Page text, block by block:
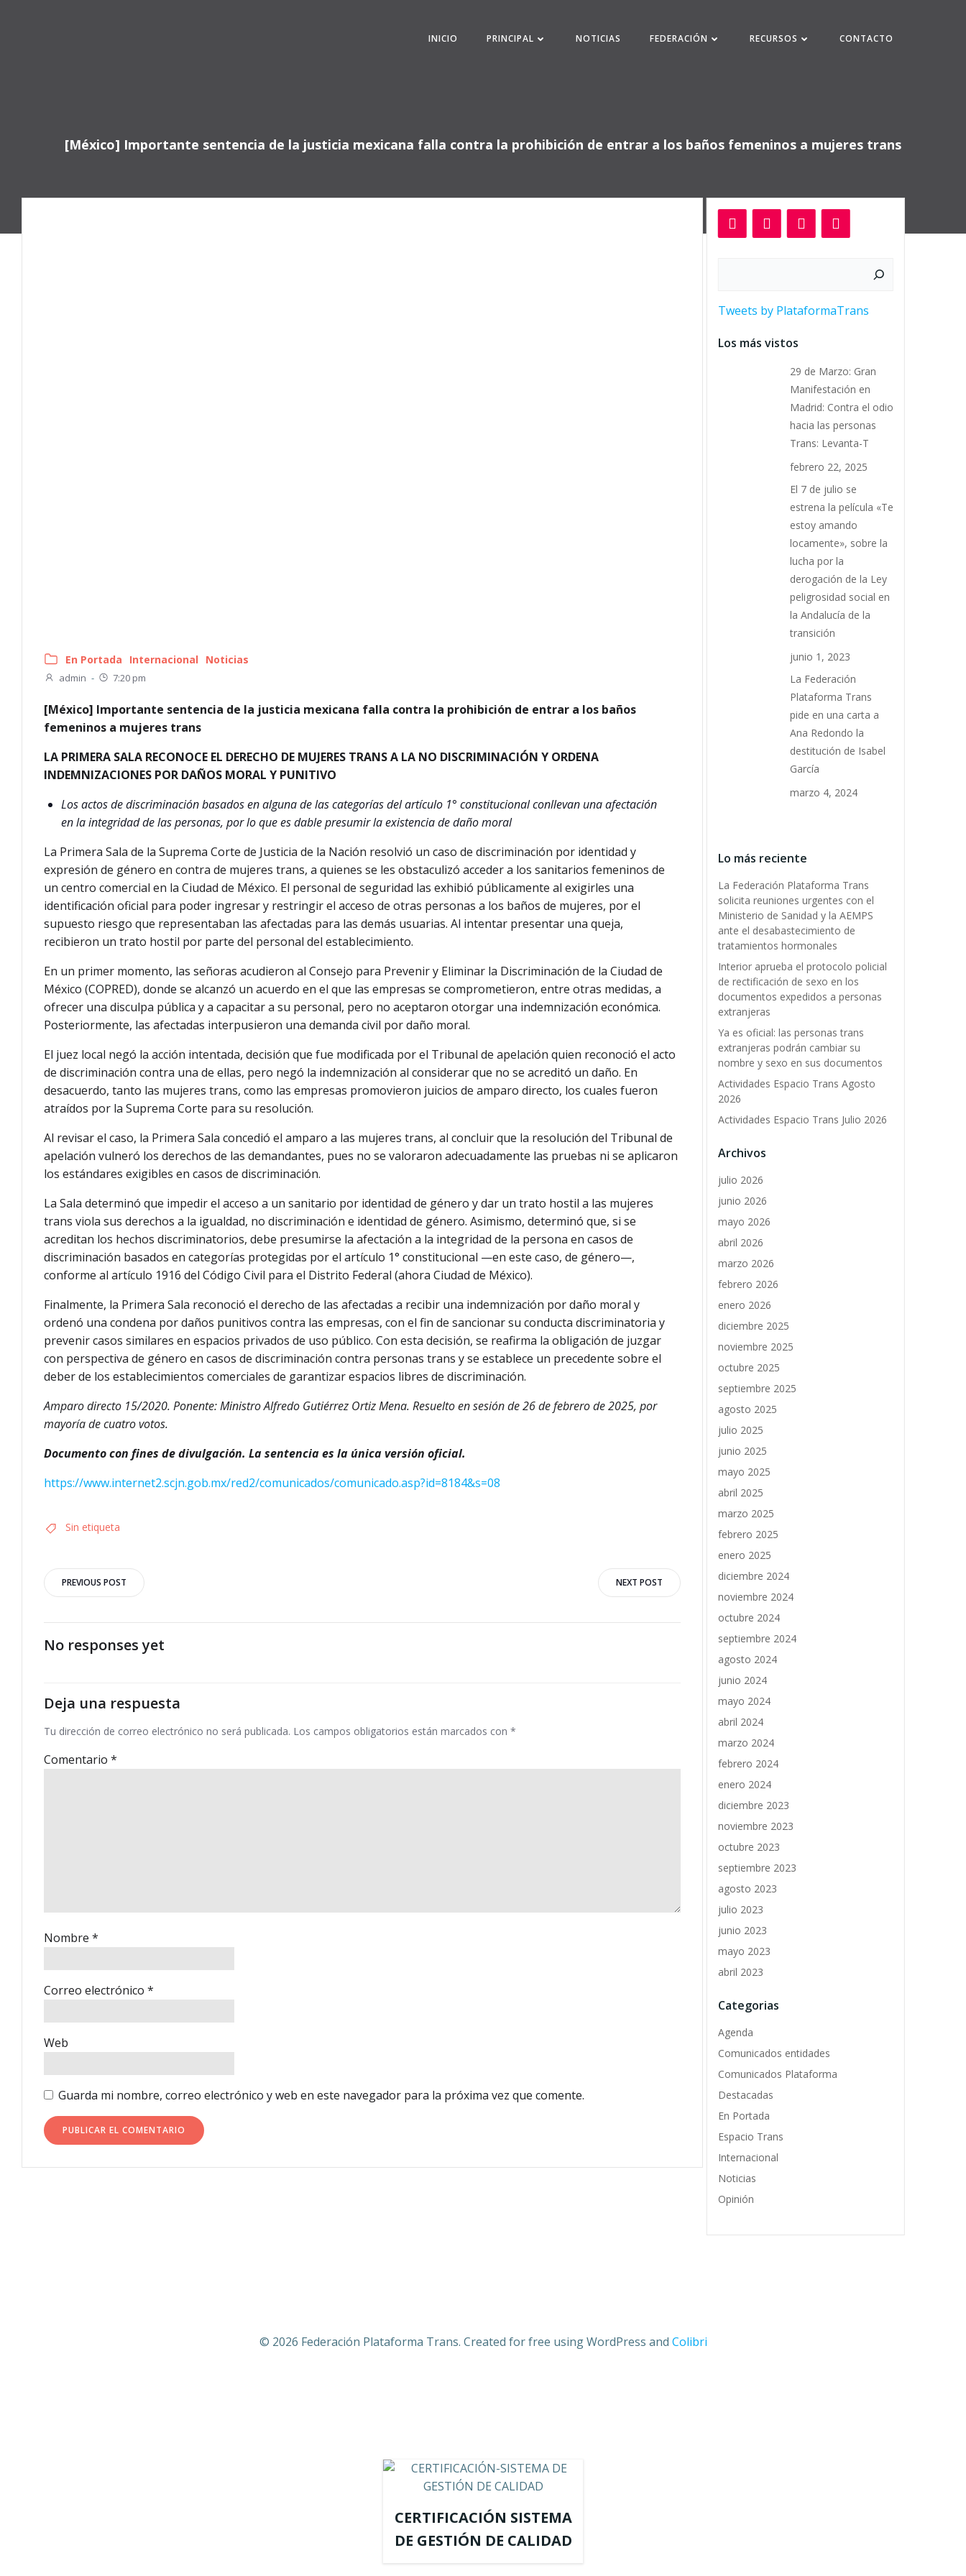
INICIO PRINCIPAL NOTICIAS FEDERACIÓN RECURSOS CONTACTO
[México] Importante sentencia de la justicia mexicana falla contra la prohibición de entrar a los baños femeninos a mujeres trans
En Portada Internacional Noticias
admin - 7:20 pm
[México] Importante sentencia de la justicia mexicana falla contra la prohibición de entrar a los baños
femeninos a mujeres trans
LA PRIMERA SALA RECONOCE EL DERECHO DE MUJERES TRANS A LA NO DISCRIMINACIÓN Y ORDENA
INDEMNIZACIONES POR DAÑOS MORAL Y PUNITIVO
Los actos de discriminación basados en alguna de las categorías del artículo 1° constitucional conllevan una afectación
en la integridad de las personas, por lo que es dable presumir la existencia de daño moral
La Primera Sala de la Suprema Corte de Justicia de la Nación resolvió un caso de discriminación por identidad y
expresión de género en contra de mujeres trans, a quienes se les obstaculizó acceder a los sanitarios femeninos de
un centro comercial en la Ciudad de México. El personal de seguridad las exhibió públicamente al exigirles una
identificación oficial para poder ingresar y restringir el acceso de otras personas a los baños de mujeres, por el
supuesto riesgo que representaban las afectadas para las demás usuarias. Al intentar presentar una queja,
recibieron un trato hostil por parte del personal del establecimiento.
En un primer momento, las señoras acudieron al Consejo para Prevenir y Eliminar la Discriminación de la Ciudad de
México (COPRED), donde se alcanzó un acuerdo en el que las empresas se comprometieron, entre otras medidas, a
ofrecer una disculpa pública y a capacitar a su personal, pero no aceptaron otorgar una indemnización económica.
Posteriormente, las afectadas interpusieron una demanda civil por daño moral.
El juez local negó la acción intentada, decisión que fue modificada por el Tribunal de apelación quien reconoció el acto
de discriminación contra una de ellas, pero negó la indemnización al considerar que no se acreditó un daño. En
desacuerdo, tanto las mujeres trans, como las empresas promovieron juicios de amparo directo, los cuales fueron
atraídos por la Suprema Corte para su resolución.
Al revisar el caso, la Primera Sala concedió el amparo a las mujeres trans, al concluir que la resolución del Tribunal de
apelación vulneró los derechos de las demandantes, pues no se valoraron adecuadamente las pruebas ni se aplicaron
los estándares exigibles en casos de discriminación.
La Sala determinó que impedir el acceso a un sanitario por identidad de género y dar un trato hostil a las mujeres
trans viola sus derechos a la igualdad, no discriminación e identidad de género. Asimismo, determinó que, si se
acreditan los hechos discriminatorios, debe presumirse la afectación a la integridad de la persona en casos de
discriminación basados en categorías protegidas por el artículo 1° constitucional —en este caso, de género—,
conforme al artículo 1916 del Código Civil para el Distrito Federal (ahora Ciudad de México).
Finalmente, la Primera Sala reconoció el derecho de las afectadas a recibir una indemnización por daño moral y
ordenó una condena por daños punitivos contra las empresas, con el fin de sancionar su conducta discriminatoria y
prevenir casos similares en espacios privados de uso público. Con esta decisión, se reafirma la obligación de juzgar
con perspectiva de género en casos de discriminación contra personas trans y se establece un precedente sobre el
deber de los establecimientos comerciales de garantizar espacios libres de discriminación.
Amparo directo 15/2020. Ponente: Ministro Alfredo Gutiérrez Ortiz Mena. Resuelto en sesión de 26 de febrero de 2025, por
mayoría de cuatro votos.
Documento con fines de divulgación. La sentencia es la única versión oficial.
https://www.internet2.scjn.gob.mx/red2/comunicados/comunicado.asp?id=8184&s=08
Sin etiqueta
Navegación
por
las
entradas
PREVIOUS POST
por
NEXT POST
No responses yet
Deja una respuesta
Tu dirección de correo electrónico no será publicada. Los campos obligatorios están marcados con *
Comentario *
Nombre *
Correo electrónico *
Web
Guarda mi nombre, correo electrónico y web en este navegador para la próxima vez que comente.
Tweets by PlataformaTrans
Los más vistos
29 de Marzo: Gran
Manifestación en
Madrid: Contra el odio
hacia las personas
Trans: Levanta-T
febrero 22, 2025
El 7 de julio se
estrena la película «Te
estoy amando
locamente», sobre la
lucha por la
derogación de la Ley
peligrosidad social en
la Andalucía de la
transición
junio 1, 2023
La Federación
Plataforma Trans
pide en una carta a
Ana Redondo la
destitución de Isabel
García
marzo 4, 2024
Lo más reciente
La Federación Plataforma Trans
solicita reuniones urgentes con el
Ministerio de Sanidad y la AEMPS
ante el desabastecimiento de
tratamientos hormonales
Interior aprueba el protocolo policial
de rectificación de sexo en los
documentos expedidos a personas
extranjeras
Ya es oficial: las personas trans
extranjeras podrán cambiar su
nombre y sexo en sus documentos
Actividades Espacio Trans Agosto
2026
Actividades Espacio Trans Julio 2026
Archivos
julio 2026
junio 2026
mayo 2026
abril 2026
marzo 2026
febrero 2026
enero 2026
diciembre 2025
noviembre 2025
octubre 2025
septiembre 2025
agosto 2025
julio 2025
junio 2025
mayo 2025
abril 2025
marzo 2025
febrero 2025
enero 2025
diciembre 2024
noviembre 2024
octubre 2024
septiembre 2024
agosto 2024
junio 2024
mayo 2024
abril 2024
marzo 2024
febrero 2024
enero 2024
diciembre 2023
noviembre 2023
octubre 2023
septiembre 2023
agosto 2023
julio 2023
junio 2023
mayo 2023
abril 2023
Categorias
Agenda
Comunicados entidades
Comunicados Plataforma
Destacadas
En Portada
Espacio Trans
Internacional
Noticias
Opinión
© 2026 Federación Plataforma Trans. Created for free using WordPress and Colibri
CERTIFICACIÓN SISTEMA
DE GESTIÓN DE CALIDAD